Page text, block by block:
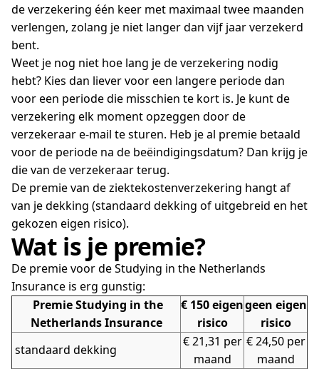
de verzekering één keer met maximaal twee maanden
verlengen, zolang je niet langer dan vijf jaar verzekerd
bent.
Weet je nog niet hoe lang je de verzekering nodig
hebt? Kies dan liever voor een langere periode dan
voor een periode die misschien te kort is. Je kunt de
verzekering elk moment opzeggen door de
verzekeraar e-mail te sturen. Heb je al premie betaald
voor de periode na de beëindigingsdatum? Dan krijg je
die van de verzekeraar terug.
De premie van de ziektekostenverzekering hangt af
van je dekking (standaard dekking of uitgebreid en het
gekozen eigen risico).
Wat is je premie?
De premie voor de Studying in the Netherlands
Insurance is erg gunstig:
Premie Studying in the
Netherlands Insurance
€ 150 eigen
risico
geen eigen
risico
standaard dekking
€ 21,31 per
maand
€ 24,50 per
maand